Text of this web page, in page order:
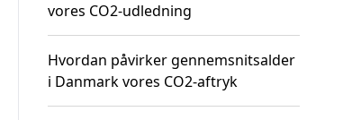
vores CO2-udledning
Hvordan påvirker gennemsnitsalder
i Danmark vores CO2-aftryk